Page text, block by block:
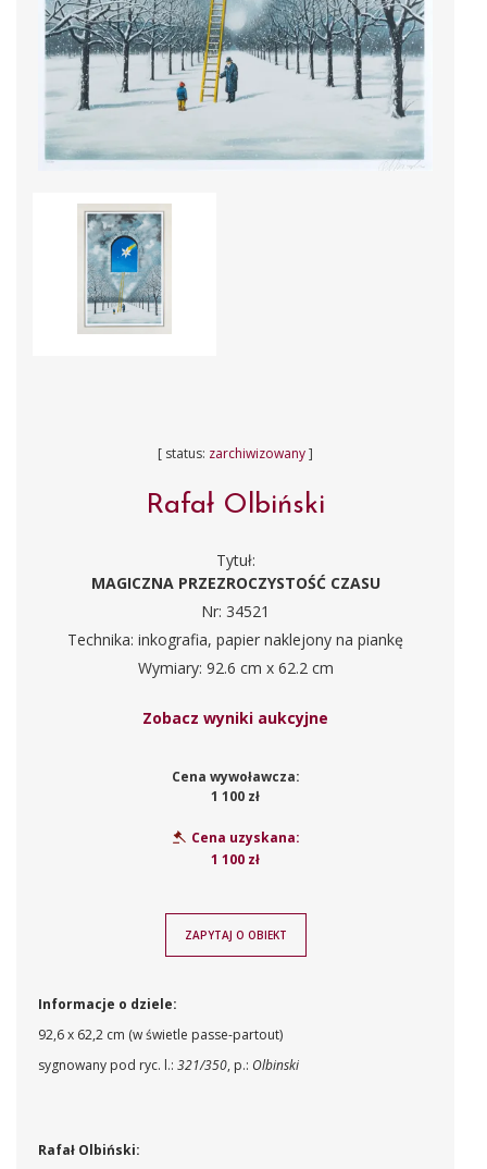
[ status: zarchiwizowany]
Rafał Olbiński
Tytuł:
MAGICZNA PRZEZROCZYSTOŚĆ CZASU
Nr: 34521
Technika: inkografia, papier naklejony na piankę
Wymiary: 92.6 cm x 62.2 cm
Zobacz wyniki aukcyjne
Cena wywoławcza:
1 100 zł
Cena uzyskana:
1 100 zł
ZAPYTAJ O OBIEKT
Informacje o dziele:
92,6 x 62,2 cm (w świetle passe-partout)
sygnowany pod ryc. l.: 321/350, p.: Olbinski
Rafał Olbiński: